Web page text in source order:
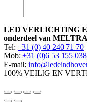
LED VERLICHTING
onderdeel van
Tel: +31 (0) 40 240 71 70
Mob: +31 (0)6 53 155 038
E-mail:
100% VEILIG EN